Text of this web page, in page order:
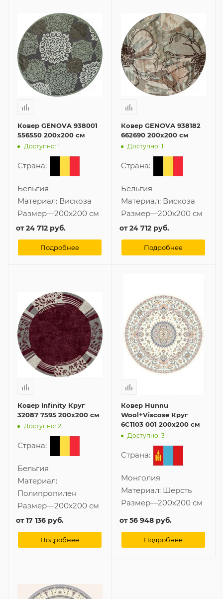
Ковер GENOVA 938001
556550 200x200 см
Доступно: 1
Страна:
Бельгия
Материал: Вискоза
Размер—200x200 см
от24 712 руб.
Подробнее
Ковер GENOVA 938182
662690 200x200 см
Доступно: 1
Страна:
Бельгия
Материал: Вискоза
Размер—200x200 см
от24 712 руб.
Подробнее
Ковер Infinity Круг
32087 7595 200x200 см
Доступно: 2
Страна:
Бельгия
Материал:
Полипропилен
Размер—200x200 см
от17 136 руб.
Подробнее
Ковер Hunnu
Wool+Viscose Круг
6C1103 001 200x200 см
Доступно: 3
Страна:
Монголия
Материал: Шерсть
Размер—200x200 см
от56 948 руб.
Подробнее